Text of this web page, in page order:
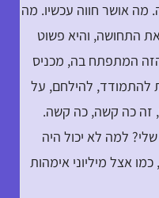
מה אושר חווה עכשיו. מה
התחושה, והיא פשוט
המתפתח בה, מכניס
להתמודד, להילחם, על
זה כה קשה, כה קשה.
למה לא יכול היה
אצל מיליוני אימהות